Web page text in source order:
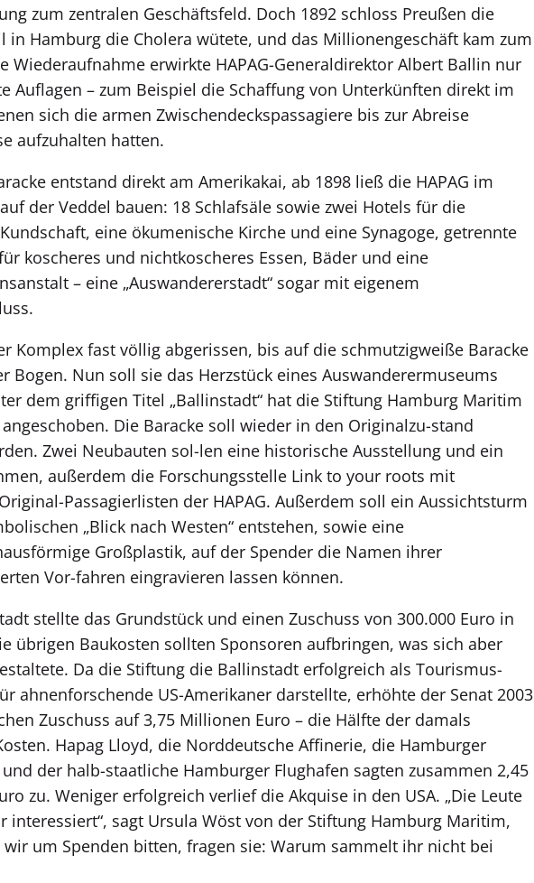
zum zentralen Geschäftsfeld. Doch 1892 schloss Preußen die
in Hamburg die Cholera wütete, und das Millionengeschäft kam zum
Wiederaufnahme erwirkte HAPAG-Generaldirektor Albert Ballin nur
Auflagen – zum Beispiel die Schaffung von Unterkünften direkt im
sich die armen Zwischendeckspassagiere bis zur Abreise
aufzuhalten hatten.
entstand direkt am Amerikakai, ab 1898 ließ die HAPAG im
der Veddel bauen: 18 Schlafsäle sowie zwei Hotels für die
eine ökumenische Kirche und eine Synagoge, getrennte
koscheres und nichtkoscheres Essen, Bäder und eine
– eine „Auswandererstadt“ sogar mit eigenem
Komplex fast völlig abgerissen, bis auf die schmutzigweiße Baracke
Bogen. Nun soll sie das Herzstück eines Auswanderermuseums
dem griffigen Titel „Ballinstadt“ hat die Stiftung Hamburg Maritim
Die Baracke soll wieder in den Originalzu-stand
Zwei Neubauten sol-len eine historische Ausstellung und ein
außerdem die Forschungsstelle Link to your roots mit
Passagierlisten der HAPAG. Außerdem soll ein Aussichtsturm
„Blick nach Westen“ entstehen, sowie eine
Großplastik, auf der Spender die Namen ihrer
Vor-fahren eingravieren lassen können.
stellte das Grundstück und einen Zuschuss von 300.000 Euro in
übrigen Baukosten sollten Sponsoren aufbringen, was sich aber
Da die Stiftung die Ballinstadt erfolgreich als Tourismus-
ahnenforschende US-Amerikaner darstellte, erhöhte der Senat 2003
Zuschuss auf 3,75 Millionen Euro – die Hälfte der damals
Hapag Lloyd, die Norddeutsche Affinerie, die Hamburger
und der halb-staatliche Hamburger Flughafen sagten zusammen 2,45
zu. Weniger erfolgreich verlief die Akquise in den USA. „Die Leute
interessiert“, sagt Ursula Wöst von der Stiftung Hamburg Maritim,
wir um Spenden bitten, fragen sie: Warum sammelt ihr nicht bei